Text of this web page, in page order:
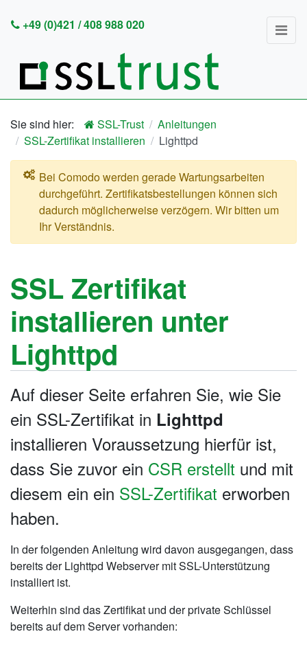
+49 (0)421 / 408 988 020
SSL-Trust
Anleitungen
SSL-Zertifikat installieren
Lighttpd
Bei Comodo werden gerade Wartungsarbeiten
durchgeführt. Zertifikatsbestellungen können sich
dadurch möglicherweise verzögern. Wir bitten um
Ihr Verständnis.
SSL Zertifikat
installieren unter
Lighttpd
Auf dieser Seite erfahren Sie, wie Sie
ein SSL-Zertifikat in Lighttpd
installieren Voraussetzung hierfür ist,
dass Sie zuvor ein CSR erstellt und mit
diesem ein ein SSL-Zertifikat erworben
haben.
In der folgenden Anleitung wird davon ausgegangen, dass
bereits der Lighttpd Webserver mit SSL-Unterstützung
installiert ist.
Weiterhin sind das Zertifikat und der private Schlüssel
bereits auf dem Server vorhanden: